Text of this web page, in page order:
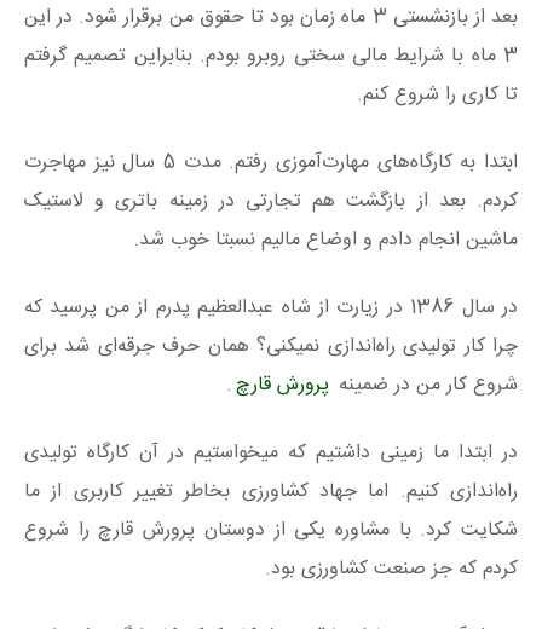
بعد از بازنشستی 3 ماه زمان بود تا حقوق من برقرار شود. در این
3 ماه با شرایط مالی سختی روبرو بودم. بنابراین تصمیم گرفتم
تا کاری را شروع کنم.
ابتدا به کارگاه‌های مهارت‌آموزی رفتم. مدت 5 سال نیز مهاجرت
کردم. بعد از بازگشت هم تجارتی در زمینه باتری و لاستیک
ماشین انجام دادم و اوضاع مالیم نسبتا خوب شد.
در سال 1386 در زیارت از شاه عبدالعظیم پدرم از من پرسید که
چرا کار تولیدی راه‌اندازی نمیکنی؟ همان حرف جرقه‌ای شد برای
شروع کار من در ضمینه پرورش قارچ.
در ابتدا ما زمینی داشتیم که میخواستیم در آن کارگاه تولیدی
راه‌اندازی کنیم. اما جهاد کشاورزی بخاطر تغییر کاربری از ما
شکایت کرد. با مشاوره یکی از دوستان پرورش قارچ را شروع
کردم که جز صنعت کشاورزی بود.